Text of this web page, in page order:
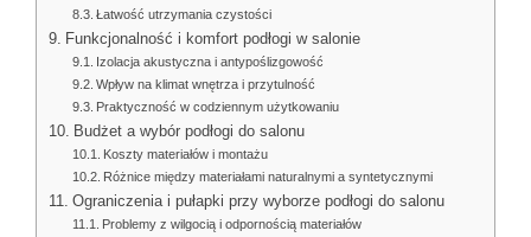
Łatwość utrzymania czystości
Funkcjonalność i komfort podłogi w salonie
Izolacja akustyczna i antypoślizgowość
Wpływ na klimat wnętrza i przytulność
Praktyczność w codziennym użytkowaniu
Budżet a wybór podłogi do salonu
Koszty materiałów i montażu
Różnice między materiałami naturalnymi a syntetycznymi
Ograniczenia i pułapki przy wyborze podłogi do salonu
Problemy z wilgocią i odpornością materiałów